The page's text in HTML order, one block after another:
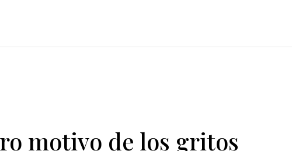
motivo de los gritos